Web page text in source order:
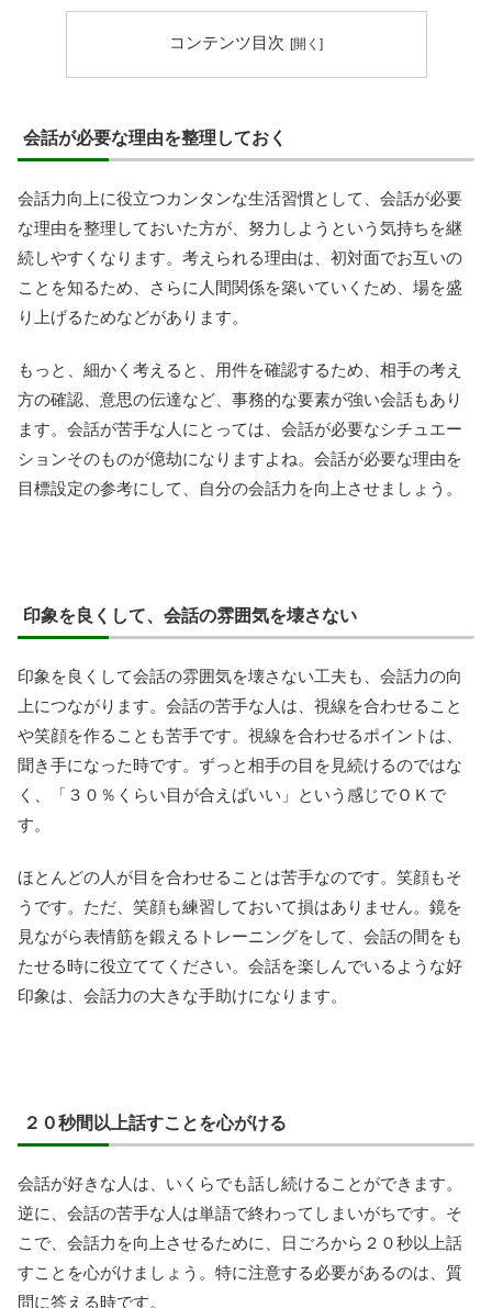
コンテンツ目次
会話が必要な理由を整理しておく
会話力向上に役立つカンタンな生活習慣として、会話が必要
な理由を整理しておいた方が、努力しようという気持ちを継
続しやすくなります。考えられる理由は、初対面でお互いの
ことを知るため、さらに人間関係を築いていくため、場を盛
り上げるためなどがあります。
もっと、細かく考えると、用件を確認するため、相手の考え
方の確認、意思の伝達など、事務的な要素が強い会話もあり
ます。会話が苦手な人にとっては、会話が必要なシチュエー
ションそのものが億劫になりますよね。会話が必要な理由を
目標設定の参考にして、自分の会話力を向上させましょう。
印象を良くして、会話の雰囲気を壊さない
印象を良くして会話の雰囲気を壊さない工夫も、会話力の向
上につながります。会話の苦手な人は、視線を合わせること
や笑顔を作ることも苦手です。視線を合わせるポイントは、
聞き手になった時です。ずっと相手の目を見続けるのではな
く、「３０％くらい目が合えばいい」という感じでＯＫで
す。
ほとんどの人が目を合わせることは苦手なのです。笑顔もそ
うです。ただ、笑顔も練習しておいて損はありません。鏡を
見ながら表情筋を鍛えるトレーニングをして、会話の間をも
たせる時に役立ててください。会話を楽しんでいるような好
印象は、会話力の大きな手助けになります。
２０秒間以上話すことを心がける
会話が好きな人は、いくらでも話し続けることができます。
逆に、会話の苦手な人は単語で終わってしまいがちです。そ
こで、会話力を向上させるために、日ごろから２０秒以上話
すことを心がけましょう。特に注意する必要があるのは、質
問に答える時です。